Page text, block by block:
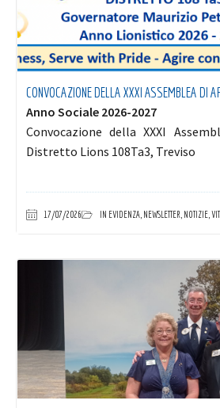
CONVOCAZIONE DELLA XXXI ASSEMBLEA DI
Anno Sociale 2026-2027
Convocazione della XXXI
Distretto Lions 108Ta3, Treviso
17/07/2026 IN EVIDENZA, NEWSLETTER NOTIZIE,